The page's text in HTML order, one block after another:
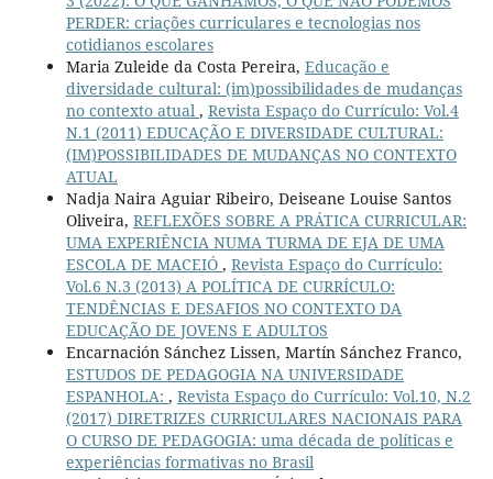
PERDER: criações curriculares e tecnologias nos
cotidianos escolares
Maria Zuleide da Costa Pereira, Educação e
diversidade cultural: (im)possibilidades de mudanças
no contexto atual , Revista Espaço do Currículo: Vol.4
N.1 (2011) EDUCAÇÃO E DIVERSIDADE CULTURAL:
(IM)POSSIBILIDADES DE MUDANÇAS NO CONTEXTO
ATUAL
Nadja Naira Aguiar Ribeiro, Deiseane Louise Santos
Oliveira, REFLEXÕES SOBRE A PRÁTICA CURRICULAR:
UMA EXPERIÊNCIA NUMA TURMA DE EJA DE UMA
ESCOLA DE MACEIÓ , Revista Espaço do Currículo:
Vol.6 N.3 (2013) A POLÍTICA DE CURRÍCULO:
TENDÊNCIAS E DESAFIOS NO CONTEXTO DA
EDUCAÇÃO DE JOVENS E ADULTOS
Encarnación Sánchez Lissen, Martín Sánchez Franco,
ESTUDOS DE PEDAGOGIA NA UNIVERSIDADE
ESPANHOLA: , Revista Espaço do Currículo: Vol.10, N.2
(2017) DIRETRIZES CURRICULARES NACIONAIS PARA
O CURSO DE PEDAGOGIA: uma década de políticas e
experiências formativas no Brasil